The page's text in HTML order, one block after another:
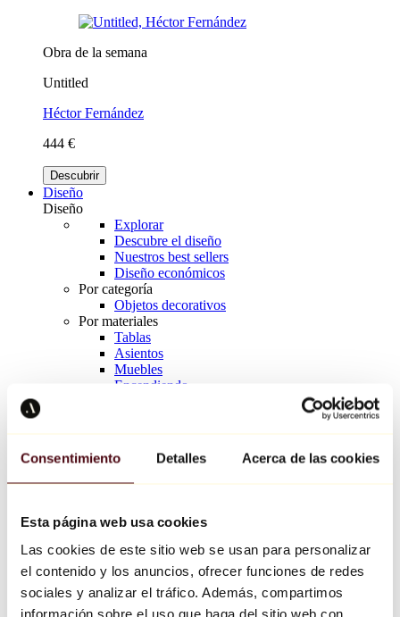
Consentimiento Detalles Acerca de las cookies
Esta página web usa cookies
Las cookies de este sitio web se usan para personalizar
el contenido y los anuncios, ofrecer funciones de redes
sociales y analizar el tráfico. Además, compartimos
información sobre el uso que haga del sitio web con
Obra de la semana
Untitled
Héctor Fernández
444 €
Descubrir
Diseño
Diseño
Explorar
Descubre el diseño
Nuestros best sellers
Diseño económicos
Por categoría
Objetos decorativos
Por materiales
Tablas
Asientos
Muebles
Encendiendo
Richard Orlinski
Keith Haring
Jeff Koons
Jean-Michel Basquiat
Todos los diseñadores
Obra de la semana